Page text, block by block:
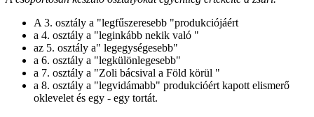
A 3. osztály a "legfűszeresebb "produkciójáért
a 4. osztály a "leginkább nekik való "
az 5. osztály a" legegységesebb"
a 6. osztály a "legkülönlegesebb"
a 7. osztály a "Zoli bácsival a Föld körül "
a 8. osztály a "legvidámabb" produkcióért kapott elismerő
oklevelet és egy - egy tortát.